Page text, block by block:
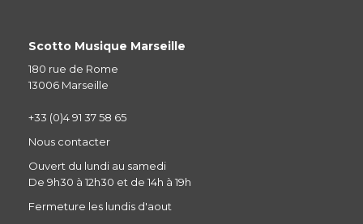
Scotto Musique Marseille
180 rue de Rome
13006 Marseille
+33 (0)4 91 37 58 65
Nous contacter
Ouvert du lundi au samedi
De 9h30 à 12h30 et de 14h à 19h
Fermeture les lundis d'aout